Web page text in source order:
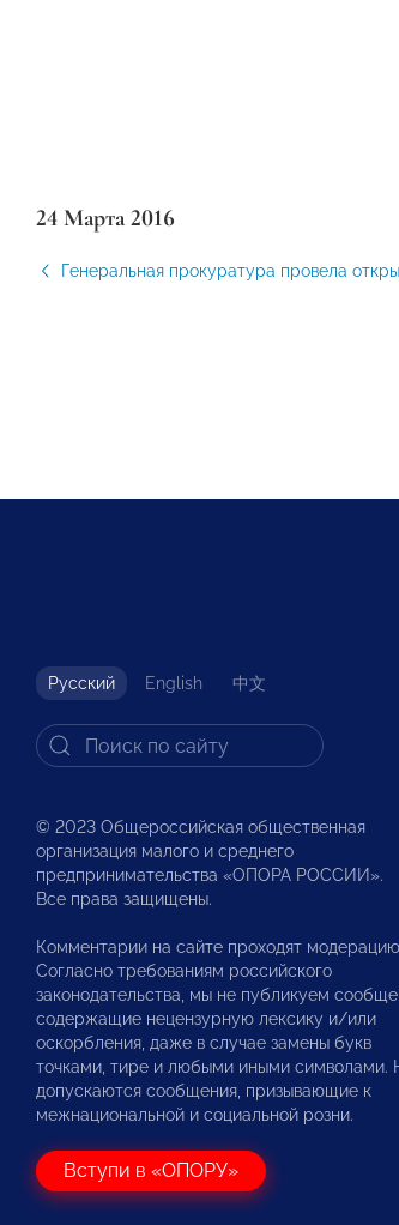
24 Марта 2016
Генеральная прокуратура провела
Русский English 中文
© 2023 Общероссийская общественная
организация малого и среднего
предпринимательства «ОПОРА РОССИИ».
Все права защищены.
Комментарии на сайте проходят
Согласно требованиям российского
законодательства, мы не публикуем
содержащие нецензурную лексику и/или
оскорбления, даже в случае замены букв
точками, тире и любыми иными символами.
допускаются сообщения, призывающие к
межнациональной и социальной розни.
Вступи в «ОПОРУ»